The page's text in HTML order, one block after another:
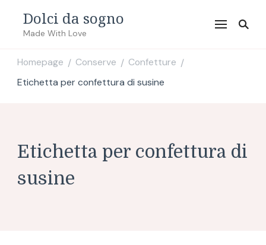
Dolci da sogno
Made With Love
Homepage / Conserve / Confetture /
Etichetta per confettura di susine
Etichetta per confettura di
susine